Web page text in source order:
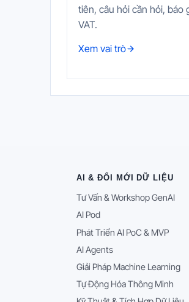
tiên, câu hỏi cần hỏi, báo
VAT.
Xem vai trò
AI & ĐỔI MỚI DỮ LIỆU
Tư Vấn & Workshop GenAI
AI Pod
Phát Triển AI PoC & MVP
AI Agents
Giải Pháp Machine Learning
Tự Động Hóa Thông Minh